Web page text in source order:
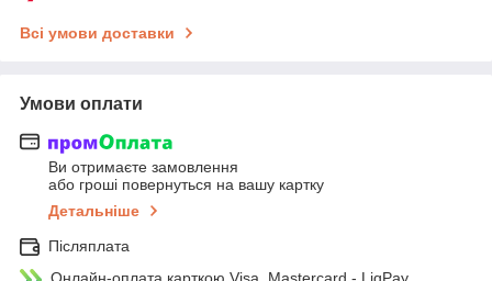
Всі умови доставки
Умови оплати
Ви отримаєте замовлення
або гроші повернуться на вашу картку
Детальніше
Післяплата